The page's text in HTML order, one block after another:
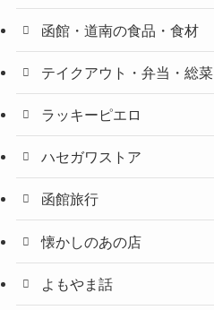
函館・道南の食品・食材
テイクアウト・弁当・総菜
ラッキーピエロ
ハセガワストア
函館旅行
懐かしのあの店
よもやま話